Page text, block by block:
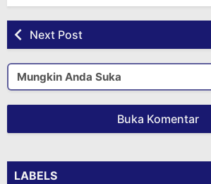
Next Post
Mungkin Anda Suka
Buka Komentar
LABELS